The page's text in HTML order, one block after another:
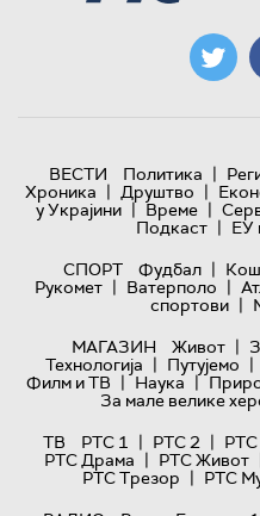
ВЕСТИ Политика |
Хроника | Друштво |
у Украјини | Време |
Подкаст | ЕУ
СПОРТ
Фудбал |
Рукомет | Ватерполо |
спортови |
МАГАЗИН
Живот |
Технологијa | Путујемо |
Филм и ТВ | Наука |
За мале велике
ТВ
РТС 1 | РТС 2 | РТС
РТС Драма | РТС Живот
РТС Трезор | РТС